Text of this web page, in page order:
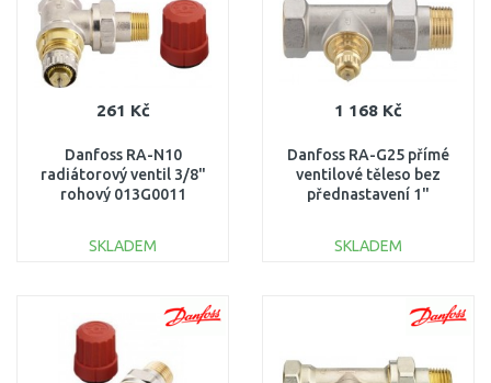
261 Kč
Danfoss RA-N10
radiátorový ventil 3/8"
rohový 013G0011
SKLADEM
Porovnat
1 168 Kč
Danfoss RA-G25 přímé
ventilové těleso bez
přednastavení 1"
SKLADEM